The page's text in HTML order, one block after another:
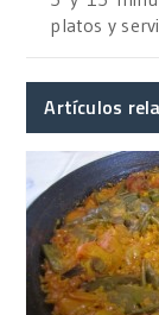
platos y
Artículos